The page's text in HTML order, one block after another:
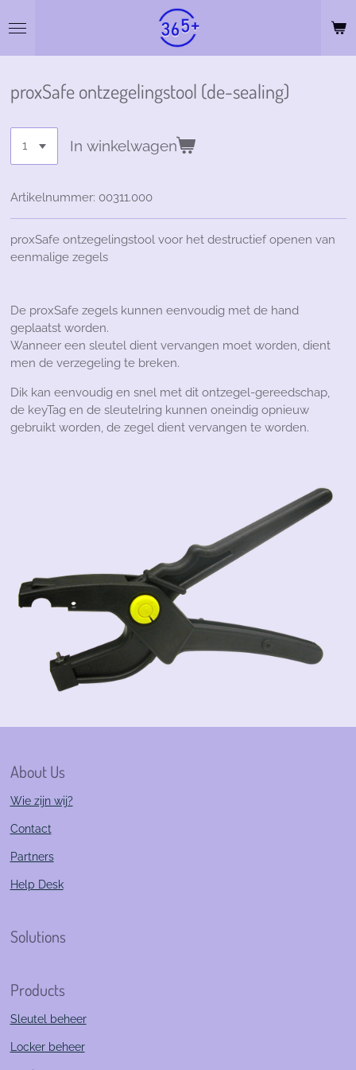
direct
hoofdinhoud
proxSafe ontzegelingstool (de-sealing)
In winkelwagen
Artikelnummer: 00311.000
proxSafe ontzegelingstool voor het destructief openen van
eenmalige zegels
De proxSafe zegels kunnen eenvoudig met de hand
geplaatst worden.
Wanneer een sleutel dient vervangen moet worden, dient
men de verzegeling te breken.
Dik kan eenvoudig en snel met dit ontzegel-gereedschap,
de keyTag en de sleutelring kunnen oneindig opnieuw
gebruikt worden, de zegel dient vervangen te worden.
About Us
Wie zijn wij?
Contact
Partners
Help Desk
Solutions
Products
Sleutel beheer
Locker beheer